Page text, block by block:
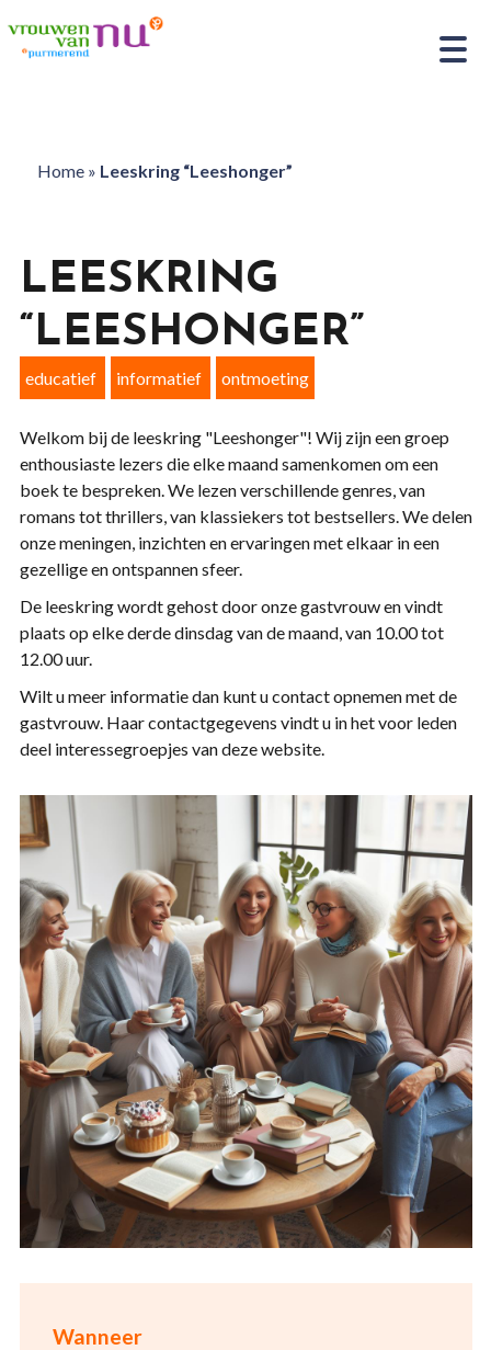
Home» Leeskring “Leeshonger”
Wanneer
LEESKRING
“LEESHONGER”
educatief informatief ontmoeting
Welkom bij de leeskring "Leeshonger"! Wij zijn een groep
enthousiaste lezers die elke maand samenkomen om een
boek te bespreken. We lezen verschillende genres, van
romans tot thrillers, van klassiekers tot bestsellers. We delen
onze meningen, inzichten en ervaringen met elkaar in een
gezellige en ontspannen sfeer.
De leeskring wordt gehost door onze gastvrouw en vindt
plaats op elke derde dinsdag van de maand, van 10.00 tot
12.00 uur.
Wilt u meer informatie dan kunt u contact opnemen met de
gastvrouw. Haar contactgegevens vindt u in het voor leden
deel interessegroepjes van deze website.